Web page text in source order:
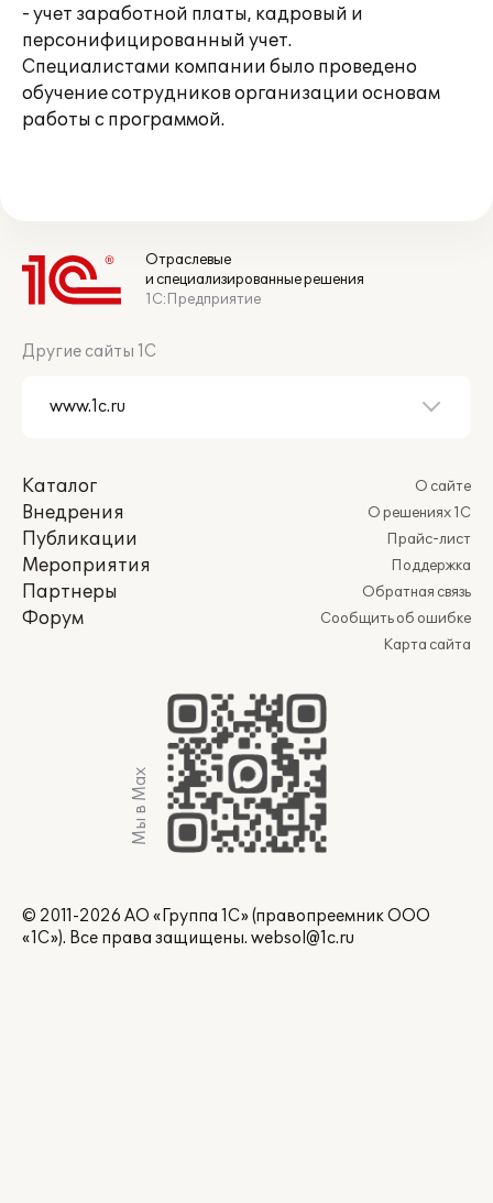
- учет заработной платы, кадровый и
персонифицированный учет.
Специалистами компании было проведено
обучение сотрудников организации основам
работы с программой.
Отраслевые
и специализированные решения
1С:Предприятие
Другие сайты 1С
Каталог
Внедрения
Публикации
Мероприятия
Партнеры
Форум
О сайте
О решениях 1С
Прайс-лист
Поддержка
Обратная связь
Сообщить об ошибке
Карта сайта
Мы в Max
© 2011-2026 АО «Группа 1С» (правопреемник ООО
«1С»). Все права защищены. websol@1c.ru